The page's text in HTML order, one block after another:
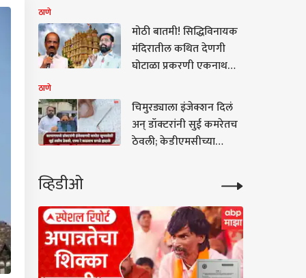
परिसरातील घटना
ठाणे
मोठी बातमी! सिद्धिविनायक
मंदिरातील कथित देणगी
घोटाळा प्रकरणी एकनाथ
आदेश; दोषी आढळ्यास
कारवाईचा बडगा!
ठाणे
चिमुरड्याला इंजेक्शन दिलं
अन् डॉक्टरांनी सुई कमरेतच
ठेवली; केडीएमसीच्या
व्हिडीओ